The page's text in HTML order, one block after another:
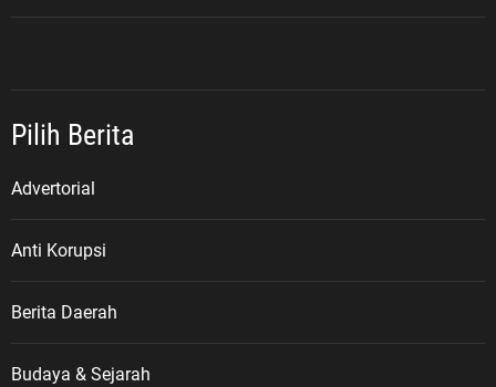
Pilih Berita
Advertorial
Anti Korupsi
Berita Daerah
Budaya & Sejarah